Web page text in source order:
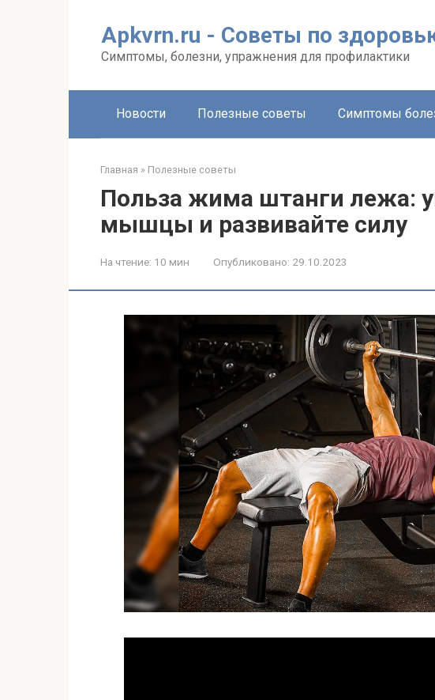
Apkvrn.ru - Советы по
Симптомы, болезни, упражнения для профилактики
Новости Полезные советы Симптомы
Главная » Полезные советы
Польза жима штанги лежа:
мышцы и развивайте силу
На чтение: 10 мин Опубликовано: 29.10.2023